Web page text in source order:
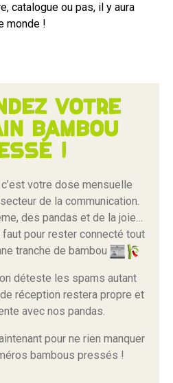
catalogue ou pas, il y aura
monde !
votre
bambou
!
votre dose mensuelle
de la communication.
des pandas et de la joie…
faut pour rester connecté tout
tranche de bambou
déteste les spams autant
réception restera propre et
avec nos pandas.
pour ne rien manquer
bambous pressés !